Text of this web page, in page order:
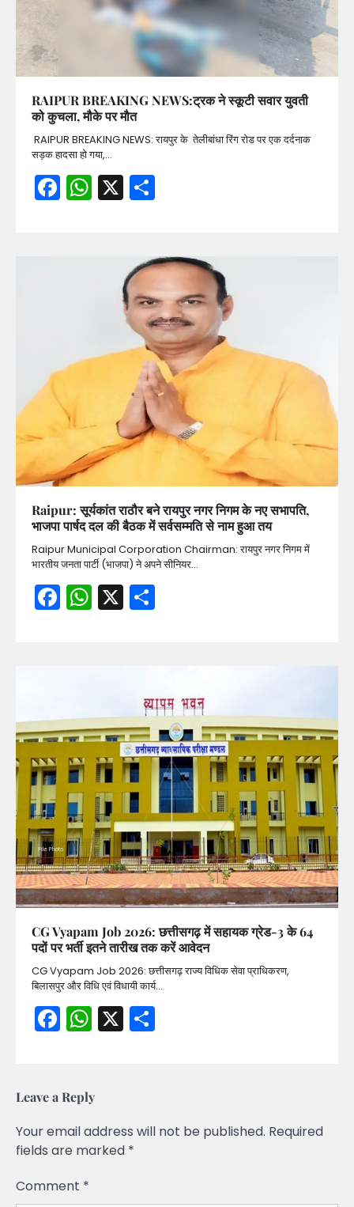
RAIPUR BREAKING NEWS:ट्रक ने स्कूटी सवार युवती
को कुचला, मौके पर मौत
RAIPUR BREAKING NEWS: रायपुर के तेलीबांधा रिंग रोड पर एक दर्दनाक
सड़क हादसा हो गया,…
Facebook
WhatsApp
X
Raipur: सूर्यकांत राठौर बने रायपुर नगर निगम के नए सभापति,
भाजपा पार्षद दल की बैठक में सर्वसम्मति से नाम हुआ तय
Raipur Municipal Corporation Chairman: रायपुर नगर निगम में
भारतीय जनता पार्टी (भाजपा) ने अपने सीनियर…
Facebook
WhatsApp
X
CG Vyapam Job 2026: छत्तीसगढ़ में सहायक ग्रेड-3 के 64
पदों पर भर्ती इतने तारीख तक करें आवेदन
CG Vyapam Job 2026: छत्तीसगढ़ राज्य विधिक सेवा प्राधिकरण,
बिलासपुर और विधि एवं विधायी कार्य…
Facebook
WhatsApp
X
Leave a Reply
Your email address will not be published. Required
fields are marked *
Comment *